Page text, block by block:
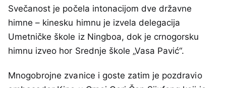
Svečanost je počela intonacijom dve državne
himne – kinesku himnu je izvela delegacija
Umetničke škole iz Ningboa, dok je crnogorsku
himnu izveo hor Srednje škole „Vasa Pavić“.
Mnogobrojne zvanice i goste zatim je pozdravio